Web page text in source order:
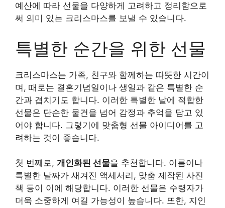
예산에 따라 선물을 다양하게 고려하고 정리함으로
써 의미 있는 크리스마스를 보낼 수 있습니다.
특별한 순간을 위한 선물
크리스마스는 가족, 친구와 함께하는 따뜻한 시간이
며, 때로는 결혼기념일이나 생일과 같은 특별한 순
간과 겹치기도 합니다. 이러한 특별한 날에 적합한
선물은 단순한 물건을 넘어 감정과 추억을 담고 있
어야 합니다. 그렇기에 맞춤형 선물 아이디어를 고
려하는 것이 좋습니다.
첫 번째로, 개인화된 선물을 추천합니다. 이름이나
특별한 날짜가 새겨진 액세서리, 맞춤 제작된 사진
책 등이 이에 해당합니다. 이러한 선물은 수령자가
더욱 소중하게 여길 가능성이 높습니다. 또한, 지인